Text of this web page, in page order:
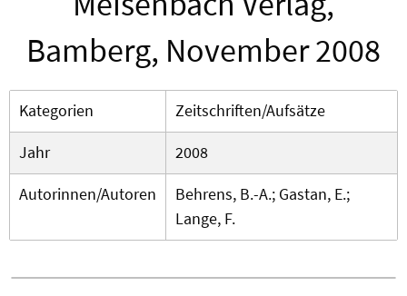
Bamberg, November 2008
Kategorien
Zeitschriften/Aufsätze
Jahr
2008
Autorinnen/Autoren
Behrens, B.-A.; Gastan, E.;
Lange, F.